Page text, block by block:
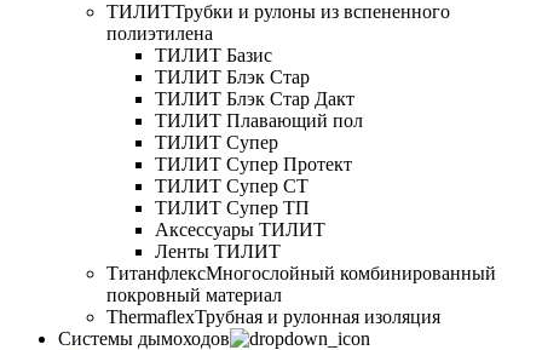
ТИЛИТТрубки и рулоны из вспененного
полиэтилена
ТИЛИТ Базис
ТИЛИТ Блэк Стар
ТИЛИТ Блэк Стар Дакт
ТИЛИТ Плавающий пол
ТИЛИТ Супер
ТИЛИТ Супер Протект
ТИЛИТ Супер СТ
ТИЛИТ Супер ТП
Аксессуары ТИЛИТ
Ленты ТИЛИТ
ТитанфлексМногослойный комбинированный
покровный материал
ThermaflexТрубная и рулонная изоляция
Cистемы дымоходов